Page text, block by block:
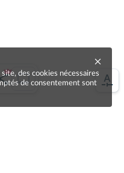
des cookies nécessaires
de consentement sont